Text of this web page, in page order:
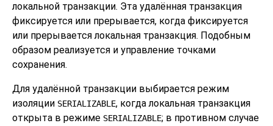
локальной транзакции. Эта удалённая транзакция
фиксируется или прерывается, когда фиксируется
или прерывается локальная транзакция. Подобным
образом реализуется и управление точками
сохранения.
Для удалённой транзакции выбирается режим
изоляции SERIALIZABLE, когда локальная транзакция
открыта в режиме SERIALIZABLE; в противном случае